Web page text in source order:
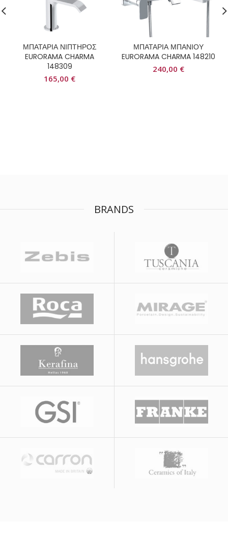
ΜΠΑΤΑΡΙΑ ΝΙΠΤΗΡΟΣ
EURORAMA CHARMA
148309
165,00 €
ΜΠΑΤΑΡΙΑ ΜΠΑΝΙΟΥ
EURORAMA CHARMA 148210
240,00 €
BRANDS